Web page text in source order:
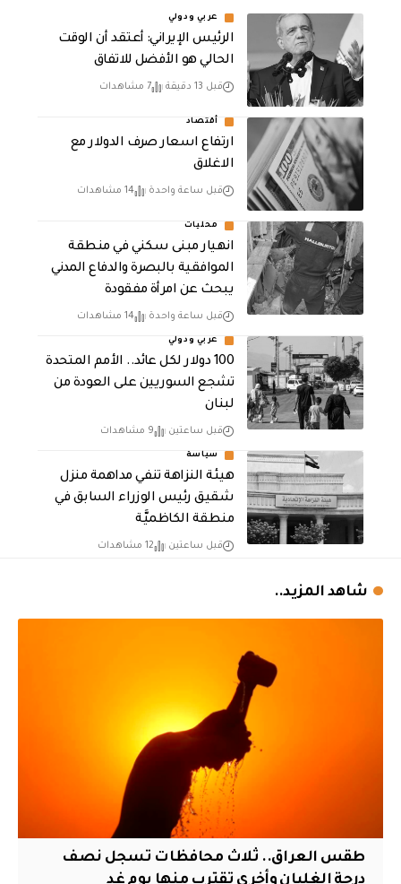
عربي ودولي
الرئيس الإيراني: أعتقد أن الوقت
الحالي هو الأفضل للاتفاق
قبل 13 دقيقة 7 مشاهدات
أقتصاد
ارتفاع اسعار صرف الدولار مع
الاغلاق
قبل ساعة واحدة 14 مشاهدات
محليات
انهيار مبنى سكني في منطقة
الموافقية بالبصرة والدفاع المدني
يبحث عن امرأة مفقودة
قبل ساعة واحدة 14 مشاهدات
عربي ودولي
100 دولار لكل عائد.. الأمم المتحدة
تشجع السوريين على العودة من
لبنان
قبل ساعتين 9 مشاهدات
سياسة
هيئة النزاهة تنفي مداهمة منزل
شقيق رئيس الوزراء السابق في
منطقة الكاظميَّة
قبل ساعتين 12 مشاهدات
شاهد المزيد..
طقس العراق.. ثلاث محافظات تسجل نصف
درجة الغليان وأخرى تقترب منها يوم غد